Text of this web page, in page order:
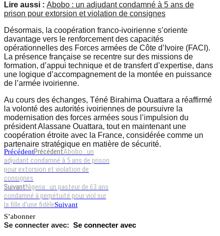
Lire aussi : Abobo : un adjudant condamné à 5 ans de
prison pour extorsion et violation de consignes
Désormais, la coopération franco-ivoirienne s’oriente
davantage vers le renforcement des capacités
opérationnelles des Forces armées de Côte d’Ivoire (FACI).
La présence française se recentre sur des missions de
formation, d’appui technique et de transfert d’expertise, dans
une logique d’accompagnement de la montée en puissance
de l’armée ivoirienne.
Au cours des échanges, Téné Birahima Ouattara a réaffirmé
la volonté des autorités ivoiriennes de poursuivre la
modernisation des forces armées sous l’impulsion du
président Alassane Ouattara, tout en maintenant une
coopération étroite avec la France, considérée comme un
partenaire stratégique en matière de sécurité.
PrécédentPrécédentAbobo : un
adjudant condamné à 5 ans de prison
pour extorsion et violation de
consignes
SuivantNigeria : un pasteur de 63 ans
condamné à perpétuité pour viol sur
la fille d’une fidèleSuivant
S’abonner
Se connecter avec